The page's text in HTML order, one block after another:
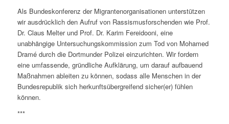
Als Bundeskonferenz der Migrantenorganisationen unterstützen
wir ausdrücklich den Aufruf von Rassismusforschenden wie Prof.
Dr. Claus Melter und Prof. Dr. Karim Fereidooni, eine
unabhängige Untersuchungskommission zum Tod von Mohamed
Dramé durch die Dortmunder Polizei einzurichten. Wir fordern
eine umfassende, gründliche Aufklärung, um darauf aufbauend
Maßnahmen ableiten zu können, sodass alle Menschen in der
Bundesrepublik sich herkunftsübergreifend sicher(er) fühlen
können.
***